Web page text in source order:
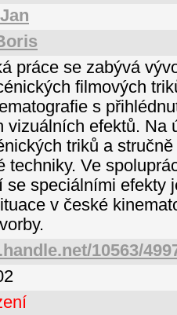
práce se zabývá
filmových
s
vizuálních efektů. Na
triků a
techniky. Ve
se speciálními efekty
v české
10563/